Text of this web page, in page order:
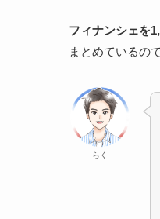
フィナンシェを
まとめているの
らく